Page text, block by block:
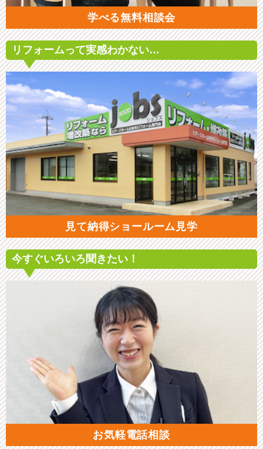
学べる無料相談会
リフォームって実感わかない…
見て納得ショールーム見学
今すぐいろいろ聞きたい！
お気軽電話相談